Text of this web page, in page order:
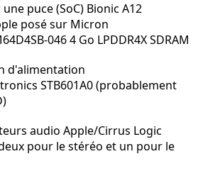
puce (SoC) Bionic A12
posé sur Micron
046 4 Go LPDDR4X SDRAM
d'alimentation
STB601A0 (probablement
audio Apple/Cirrus Logic
pour le stéréo et un pour le